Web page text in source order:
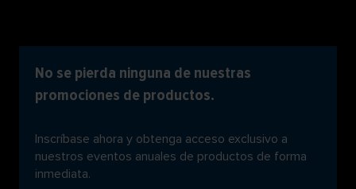
No se pierda ninguna de nuestras
promociones de productos.
Inscríbase ahora y obtenga acceso exclusivo a
nuestros eventos anuales de productos de forma
inmediata.